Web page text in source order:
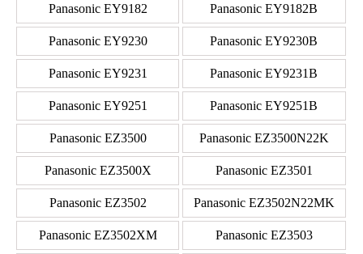
Panasonic EY9182 Panasonic EY9182B
Panasonic EY9230 Panasonic EY9230B
Panasonic EY9231 Panasonic EY9231B
Panasonic EY9251 Panasonic EY9251B
Panasonic EZ3500 Panasonic EZ3500N22K
Panasonic EZ3500X Panasonic EZ3501
Panasonic EZ3502 Panasonic EZ3502N22MK
Panasonic EZ3502XM Panasonic EZ3503